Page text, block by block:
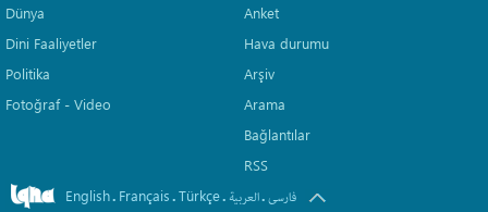
Dünya
Dini Faaliyetler
Politika
Fotoğraf - Video
Anket
Hava durumu
Arşiv
Arama
Bağlantılar
RSS
English. Français.Türkçe. العربیة.فارسی